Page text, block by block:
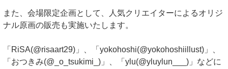
また、会場限定企画として、人気クリエイターによるオリジ
ナル原画の販売も実施いたします。
「RiSA(@risaart29)」、「yokohoshi(@yokohoshiillust)」、
「おつきみ(@_o_tsukimi_)」、「ylu(@yluylun___)」などに